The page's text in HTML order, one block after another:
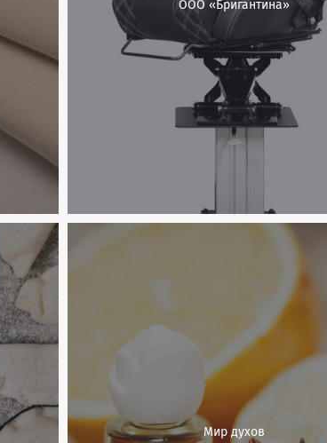
ООО «Бригантина»
Мир духов